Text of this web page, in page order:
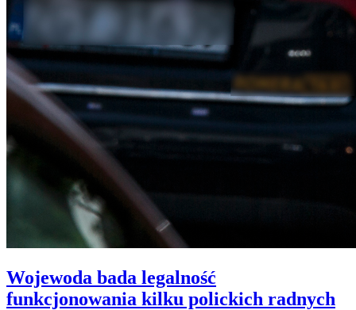
Wojewoda bada legalność
funkcjonowania kilku polickich radnych